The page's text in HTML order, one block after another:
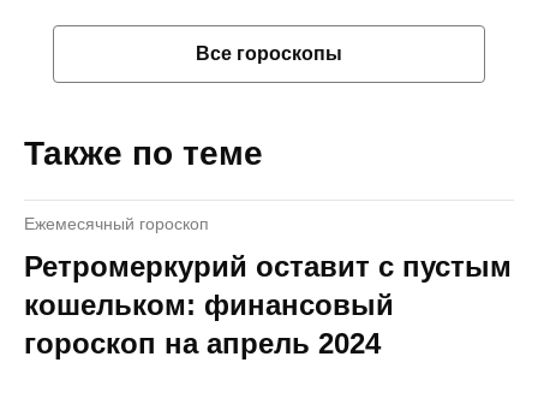
Все гороскопы
Также по теме
Ежемесячный гороскоп
Ретромеркурий оставит с пустым
кошельком: финансовый
гороскоп на апрель 2024